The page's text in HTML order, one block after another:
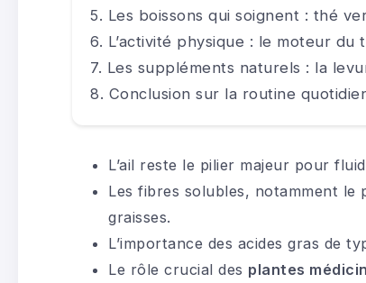
Les boissons qui soignent : thé
L’activité physique : le moteur du
Les suppléments naturels : la
Conclusion sur la routine
L’ail reste le pilier majeur pour
Les fibres solubles, notamment le
graisses.
L’importance des acides gras de
Le rôle crucial des plantes